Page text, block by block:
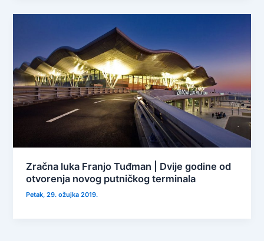
Zračna luka Franjo Tuđman | Dvije godine od
otvorenja novog putničkog terminala
Petak, 29. ožujka 2019.